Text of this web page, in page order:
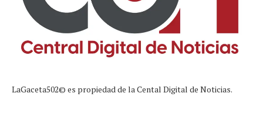
LaGaceta502© es propiedad de la Cental Digital de Noticias.